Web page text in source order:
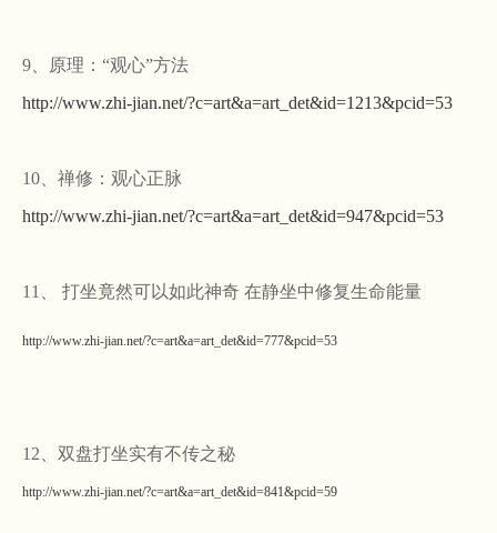
9、原理：“观心”方法
http://www.zhi-jian.net/?c=art&a=art_det&id=1213&pcid=53
10、禅修：观心正脉
http://www.zhi-jian.net/?c=art&a=art_det&id=947&pcid=53
11、 打坐竟然可以如此神奇 在静坐中修复生命能量
http://www.zhi-jian.net/?c=art&a=art_det&id=777&pcid=53
12、双盘打坐实有不传之秘
http://www.zhi-jian.net/?c=art&a=art_det&id=841&pcid=59